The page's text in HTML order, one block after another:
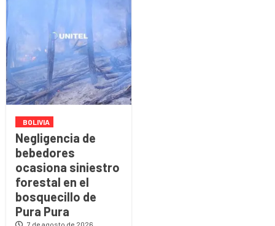
BOLIVIA
Negligencia de
bebedores
ocasiona siniestro
forestal en el
bosquecillo de
Pura Pura
7 de agosto de 2026